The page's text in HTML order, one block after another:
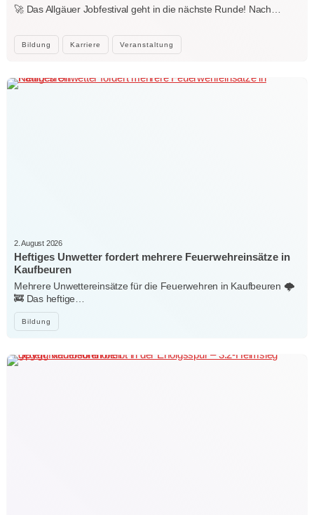
Bildung Karriere Veranstaltung
🚀 Das Allgäuer Jobfestival geht in die nächste Runde! Nach…
Bildung
2. August 2026
Heftiges Unwetter fordert mehrere Feuerwehreinsätze in
Kaufbeuren
Mehrere Unwettereinsätze für die Feuerwehren in Kaufbeuren 🌩️
🚒 Das heftige…